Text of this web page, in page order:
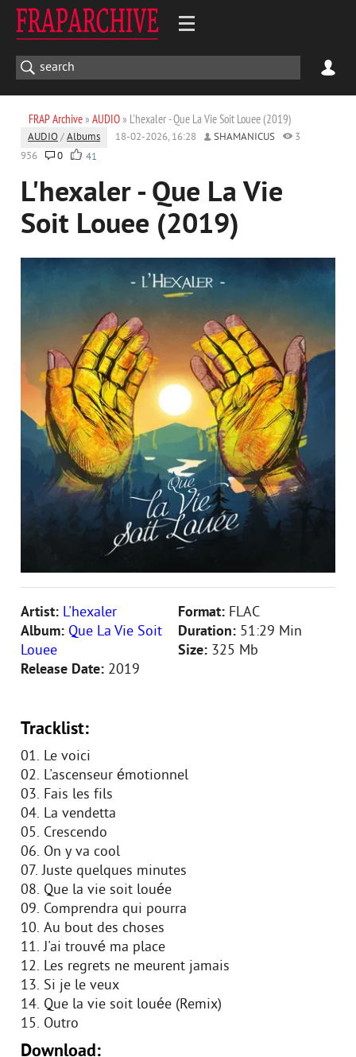
FRAP Archive» AUDIO» L'hexaler - Que La Vie Soit Louee (2019)
AUDIO /Albums 18-02-2026, 16:28 SHAMANICUS
3
956
0 41
L'hexaler - Que La Vie
Soit Louee (2019)
Artist: L'hexaler
Album: Que La Vie Soit
Louee
Release Date: 2019
Format: FLAC
Duration: 51:29 Min
Size: 325 Mb
Tracklist:
01. Le voici
02. L'ascenseur émotionnel
03. Fais les fils
04. La vendetta
05. Crescendo
06. On y va cool
07. Juste quelques minutes
08. Que la vie soit louée
09. Comprendra qui pourra
10. Au bout des choses
11. J'ai trouvé ma place
12. Les regrets ne meurent jamais
13. Si je le veux
14. Que la vie soit louée (Remix)
15. Outro
Download: